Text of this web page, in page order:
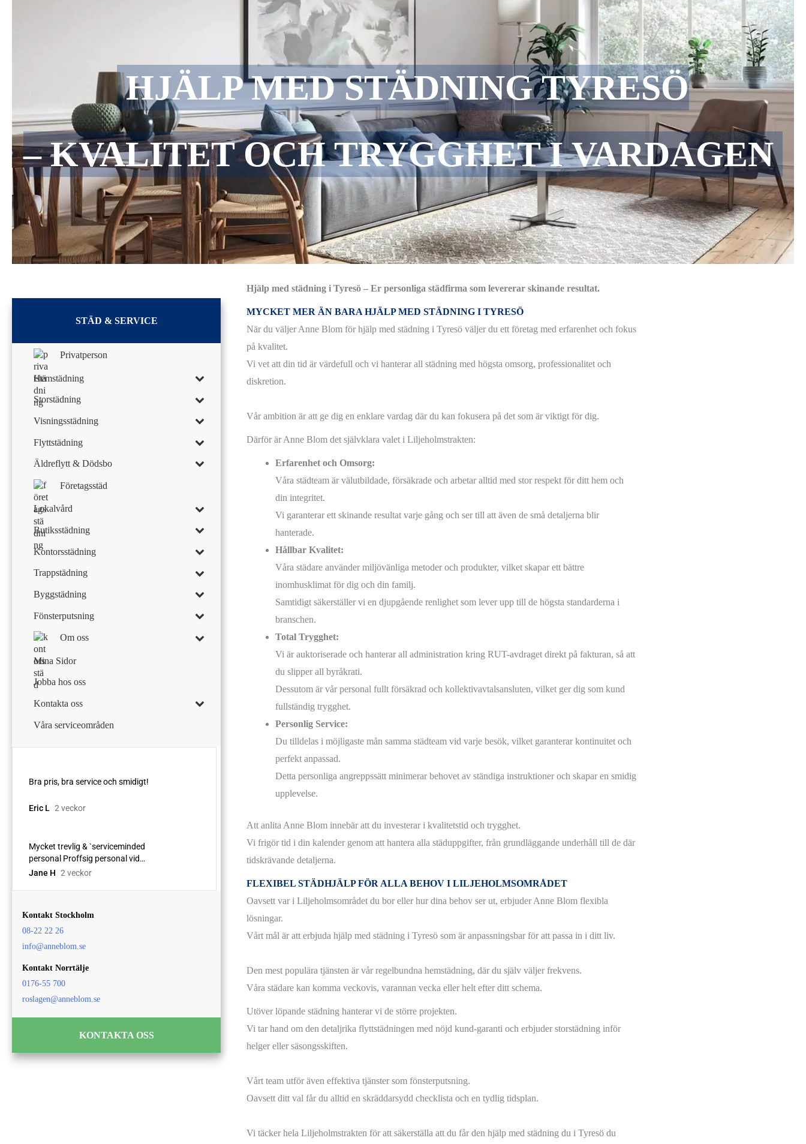
HJÄLP MED STÄDNING TYRESÖ
– KVALITET OCH TRYGGHET I VARDAGEN
STÄD & SERVICE
Privatperson
Hemstädning
Storstädning
Visningsstädning
Flyttstädning
Äldreflytt & Dödsbo
Företagsstäd
Lokalvård
Butiksstädning
Kontorsstädning
Trappstädning
Byggstädning
Fönsterputsning
Om oss
Mina Sidor
Jobba hos oss
Kontakta oss
Våra serviceområden
Kontakt Stockholm
08-22 22 26
info@anneblom.se
Kontakt Norrtälje
0176-55 700
roslagen@anneblom.se
KONTAKTA OSS
Hjälp med städning i Tyresö – Er personliga städfirma som levererar skinande resultat.
MYCKET MER ÄN BARA HJÄLP MED STÄDNING I TYRESÖ
När du väljer Anne Blom för hjälp med städning i Tyresö väljer du ett företag med erfarenhet och fokus
på kvalitet.
Vi vet att din tid är värdefull och vi hanterar all städning med högsta omsorg, professionalitet och
diskretion.
Vår ambition är att ge dig en enklare vardag där du kan fokusera på det som är viktigt för dig.
Därför är Anne Blom det självklara valet i Liljeholmstrakten:
Erfarenhet och Omsorg:
Våra städteam är välutbildade, försäkrade och arbetar alltid med stor respekt för ditt hem och
din integritet.
Vi garanterar ett skinande resultat varje gång och ser till att även de små detaljerna blir
hanterade.
Hållbar Kvalitet:
Våra städare använder miljövänliga metoder och produkter, vilket skapar ett bättre
inomhusklimat för dig och din familj.
Samtidigt säkerställer vi en djupgående renlighet som lever upp till de högsta standarderna i
branschen.
Total Trygghet:
Vi är auktoriserade och hanterar all administration kring RUT-avdraget direkt på fakturan, så att
du slipper all byråkrati.
Dessutom är vår personal fullt försäkrad och kollektivavtalsansluten, vilket ger dig som kund
fullständig trygghet.
Personlig Service:
Du tilldelas i möjligaste mån samma städteam vid varje besök, vilket garanterar kontinuitet och
perfekt anpassad.
Detta personliga angreppssätt minimerar behovet av ständiga instruktioner och skapar en smidig
upplevelse.
Att anlita Anne Blom innebär att du investerar i kvalitetstid och trygghet.
Vi frigör tid i din kalender genom att hantera alla städuppgifter, från grundläggande underhåll till de där
tidskrävande detaljerna.
FLEXIBEL STÄDHJÄLP FÖR ALLA BEHOV I LILJEHOLMSOMRÅDET
Oavsett var i Liljeholmsområdet du bor eller hur dina behov ser ut, erbjuder Anne Blom flexibla
lösningar.
Vårt mål är att erbjuda hjälp med städning i Tyresö som är anpassningsbar för att passa in i ditt liv.
Den mest populära tjänsten är vår regelbundna hemstädning, där du själv väljer frekvens.
Våra städare kan komma veckovis, varannan vecka eller helt efter ditt schema.
Utöver löpande städning hanterar vi de större projekten.
Vi tar hand om den detaljrika flyttstädningen med nöjd kund-garanti och erbjuder storstädning inför
helger eller säsongsskiften.
Vårt team utför även effektiva tjänster som fönsterputsning.
Oavsett ditt val får du alltid en skräddarsydd checklista och en tydlig tidsplan.
Vi täcker hela Liljeholmstrakten för att säkerställa att du får den hjälp med städning du i Tyresö du